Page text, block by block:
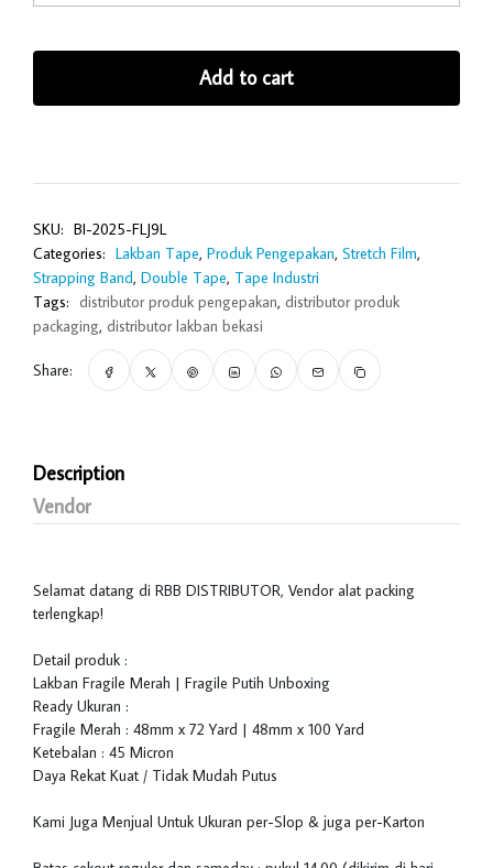
Add to cart
SKU: BI-2025-FLJ9L
Categories: Lakban Tape, Produk Pengepakan, Stretch Film,
Strapping Band, Double Tape, Tape Industri
Tags: distributor produk pengepakan, distributor produk
packaging, distributor lakban bekasi
Share:
Description
Vendor
Selamat datang di RBB DISTRIBUTOR, Vendor alat packing
terlengkap!
Detail produk :
Lakban Fragile Merah | Fragile Putih Unboxing
Ready Ukuran :
Fragile Merah : 48mm x 72 Yard | 48mm x 100 Yard
Ketebalan : 45 Micron
Daya Rekat Kuat / Tidak Mudah Putus
Kami Juga Menjual Untuk Ukuran per-Slop & juga per-Karton